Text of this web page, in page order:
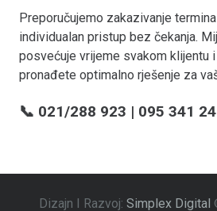
Preporučujemo zakazivanje
individualan pristup bez čekanja.
posvećuje vrijeme svakom klijentu
pronađete optimalno rješenje za
📞 021/288 923 | 095 341
Dizajn I Razvoj: Simplex Digital